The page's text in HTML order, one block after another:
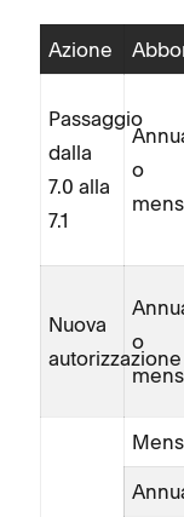
Azione
Passaggio
dalla
7.0 alla
7.1
o
Nuova
autorizzazione
o